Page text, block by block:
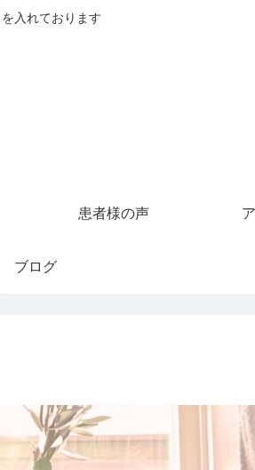
入れております
患者様の声
ブログ